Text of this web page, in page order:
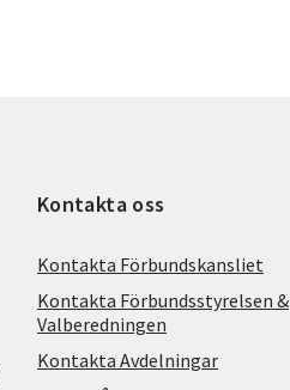
Kontakta oss
Kontakta Förbundskansliet
Kontakta Förbundsstyrelsen &
Valberedningen
Kontakta Avdelningar